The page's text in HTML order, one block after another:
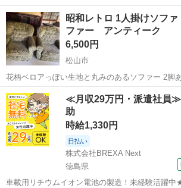
昭和レトロ 1人掛けソ
ファー アンティーク
6,500円
松山市
花柄ベロアっぽい生地と丸みのあるソファー 2脚あります *
ロ * アンティーク風 * ベロア調 * 大きめ1Pソファ 1脚の値段になりま
す！ 1脚は座る部分にスレあります。画像4
愛媛 松山市 ソファ 花柄
≪月収29万円・派遣社員≫
助
時給1,330円
日払い
株式会社BREXA Next
徳島県
車載用リチウムイオン電池の製造！未経験活躍中